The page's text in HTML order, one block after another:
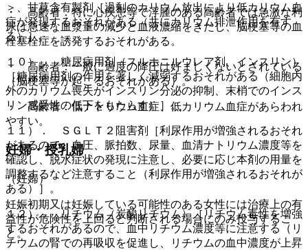
・ 高齢者：特に心疾患等で浮腫のある高齢者では急激な利
尿は急速な血漿量の減少と血液濃縮をきたし、脳梗塞等の血
栓塞栓症を誘発するおそれがある。
・ 高齢者：一般に過度の降圧は好ましくないとされている
（脳梗塞等が起こるおそれがある）。
・ 高齢者：低ナトリウム血症、低カリウム血症があらわれ
やすい。
妊婦・授乳婦
（妊婦）
妊娠初期又は妊娠している可能性のある女性には治療上の有
益性が危険性を上回ると判断される場合にのみ投与するこ
と。
＞、甘草含有製剤［過剰のカリウム放出により低カリウム血
症が発現するおそれがある（共にカリウム排泄作用を有す
る）］。
１０）． 糖尿病用剤（スルホニルウレア剤、インスリン）
［糖尿病用剤の作用を著しく減弱するおそれがある（細胞内
外のカリウム喪失がインスリン分泌の抑制、末梢でのインス
リン感受性の低下をもたらす）］。
１１）． ＳＧＬＴ２阻害剤［利尿作用が増強されるおそれ
があるので、血圧、脈拍数、尿量、血清ナトリウム濃度等を
確認し、脱水症状の発現に注意し、必要に応じ本剤の用量を
調整するなど注意すること（利尿作用が増強されるおそれが
ある）］。
１２）． リチウム（炭酸リチウム）［リチウム毒性を増強
するおそれがあるので、血中リチウム濃度等に注意する（リ
チウムの腎での再吸収を促進し、リチウムの血中濃度が上昇